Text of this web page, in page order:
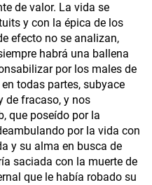
de valor. La vida se
y con la épica de los
efecto no se analizan,
habrá una ballena
por los males de
todas partes, subyace
de fracaso, y nos
que poseído por la
por la vida con
y su alma en busca de
saciada con la muerte de
que le había robado su